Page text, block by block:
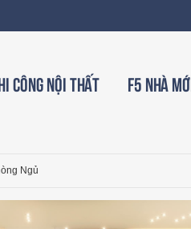
công nội thất F5 nhà mới
Ngủ